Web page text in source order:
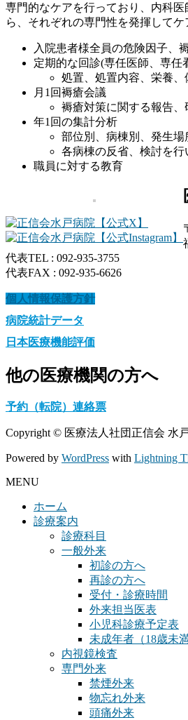
専門的なケアを行っており、内科
ら、それぞれの専門性を発揮して
入院患者様全員の危険因子、
定期的な回診(専任医師、専
処置、処置内容、栄養
月1回褥瘡会議
褥瘡対策に関する報告
年1回の集計分析
部位別、病棟別、発生
各病棟の反省、検討を行
職員に対する教育
代表TEL : 092-935-3755
代表FAX : 092-935-6626
個人情報保護方針
病院統計データ
日本医療機能評価
他の医療機関の方へ
予約（転院）連絡票
Copyright © 医療法人社団正信会 水
Powered by WordPress with Lightning
MENU
ホーム
診療案内
診療科目
一般外来
初診の方へ
再診の方へ
受付・診療時間
外来担当医表
小児科診療予定表
未成年者（18歳未
内視鏡検査
専門外来
禁煙外来
物忘れ外来
頭痛外来